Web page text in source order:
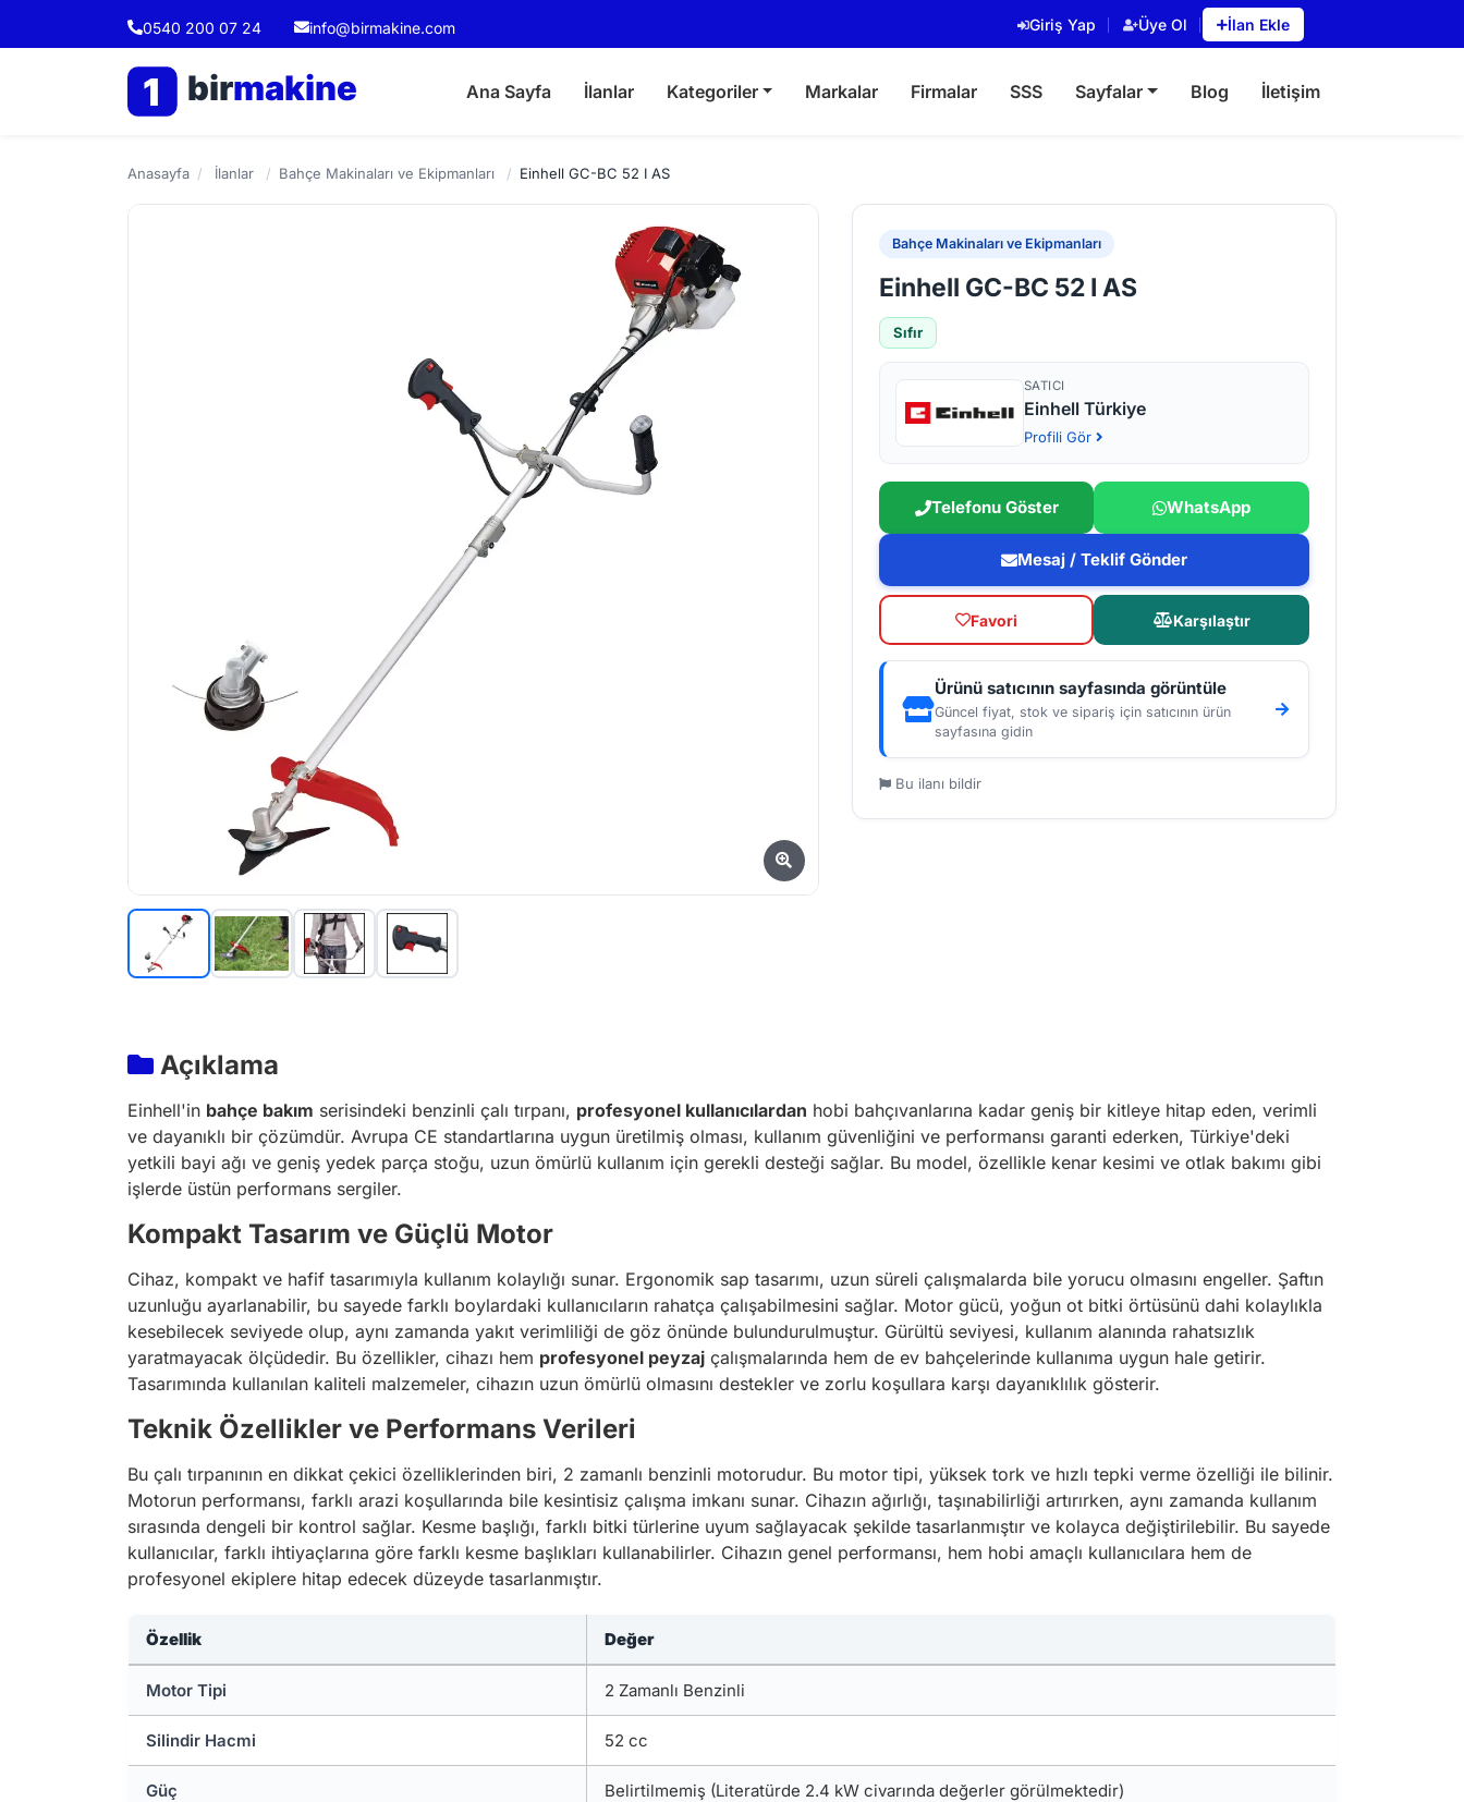
0540 200 07 24 info@birmakine.com Giriş Yap Üye Ol İlan Ekle
1 birmakine Ana Sayfa İlanlar Kategoriler Markalar Firmalar SSS Sayfalar Blog İletişim
Anasayfa / İlanlar / Bahçe Makinaları ve Ekipmanları / Einhell GC-BC 52 I AS
Bahçe Makinaları ve Ekipmanları
Einhell GC-BC 52 I AS
Sıfır
SATICI
Einhell Türkiye
Profili Gör
Telefonu Göster WhatsApp
Mesaj / Teklif Gönder
Favori Karşılaştır
Ürünü satıcının sayfasında görüntüle
Güncel fiyat, stok ve sipariş için satıcının ürün
sayfasına gidin
Bu ilanı bildir
Açıklama
Einhell'in bahçe bakım serisindeki benzinli çalı tırpanı, profesyonel kullanıcılardan hobi bahçıvanlarına kadar geniş bir kitleye hitap eden, verimli
ve dayanıklı bir çözümdür. Avrupa CE standartlarına uygun üretilmiş olması, kullanım güvenliğini ve performansı garanti ederken, Türkiye'deki
yetkili bayi ağı ve geniş yedek parça stoğu, uzun ömürlü kullanım için gerekli desteği sağlar. Bu model, özellikle kenar kesimi ve otlak bakımı gibi
işlerde üstün performans sergiler.
Kompakt Tasarım ve Güçlü Motor
Cihaz, kompakt ve hafif tasarımıyla kullanım kolaylığı sunar. Ergonomik sap tasarımı, uzun süreli çalışmalarda bile yorucu olmasını engeller. Şaftın
uzunluğu ayarlanabilir, bu sayede farklı boylardaki kullanıcıların rahatça çalışabilmesini sağlar. Motor gücü, yoğun ot bitki örtüsünü dahi kolaylıkla
kesebilecek seviyede olup, aynı zamanda yakıt verimliliği de göz önünde bulundurulmuştur. Gürültü seviyesi, kullanım alanında rahatsızlık
yaratmayacak ölçüdedir. Bu özellikler, cihazı hem profesyonel peyzaj çalışmalarında hem de ev bahçelerinde kullanıma uygun hale getirir.
Tasarımında kullanılan kaliteli malzemeler, cihazın uzun ömürlü olmasını destekler ve zorlu koşullara karşı dayanıklılık gösterir.
Teknik Özellikler ve Performans Verileri
Bu çalı tırpanının en dikkat çekici özelliklerinden biri, 2 zamanlı benzinli motorudur. Bu motor tipi, yüksek tork ve hızlı tepki verme özelliği ile bilinir.
Motorun performansı, farklı arazi koşullarında bile kesintisiz çalışma imkanı sunar. Cihazın ağırlığı, taşınabilirliği artırırken, aynı zamanda kullanım
sırasında dengeli bir kontrol sağlar. Kesme başlığı, farklı bitki türlerine uyum sağlayacak şekilde tasarlanmıştır ve kolayca değiştirilebilir. Bu sayede
kullanıcılar, farklı ihtiyaçlarına göre farklı kesme başlıkları kullanabilirler. Cihazın genel performansı, hem hobi amaçlı kullanıcılara hem de
profesyonel ekiplere hitap edecek düzeyde tasarlanmıştır.
Özellik Değer
Motor Tipi 2 Zamanlı Benzinli
Silindir Hacmi 52 cc
Güç Belirtilmemiş (Literatürde 2.4 kW civarında değerler görülmektedir)